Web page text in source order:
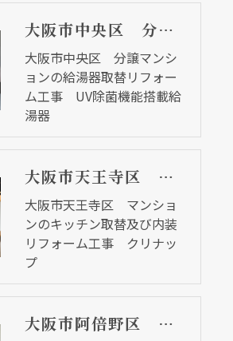
大阪市中央区 分譲マンションの給湯器取替リフォーム工事 UV除菌機能搭載給湯器
大阪市中央区 分譲マンシ
ョンの給湯器取替リフォー
ム工事 UV除菌機能搭載給
湯器
大阪市天王寺区 マンションのキッチン取替及び内装リフォーム工事 クリナップ
大阪市天王寺区 マンショ
ンのキッチン取替及び内装
リフォーム工事 クリナッ
プ
大阪市阿倍野区 分譲マンションのレンジフード取替リフォーム工事 タカラスタンダード